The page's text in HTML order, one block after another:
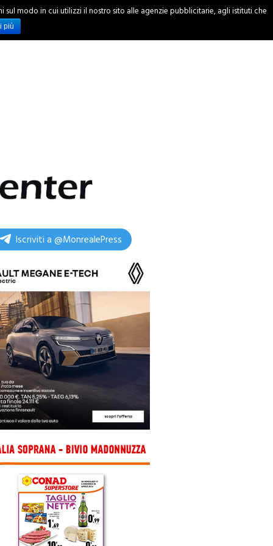
INCHIESTE
Iscriviti a @MonrealePress
modo in cui utilizzi il nostro sito alle agenzie pubblicitarie, agli istituti che
più